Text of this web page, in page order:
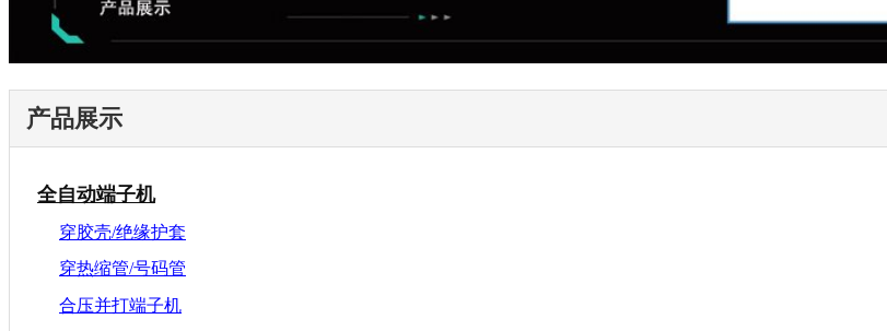
产品展示
全自动端子机
穿胶壳/绝缘护套
穿热缩管/号码管
合压并打端子机